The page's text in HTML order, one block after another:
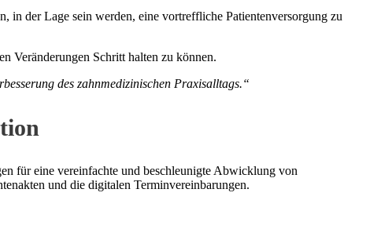
in der Lage sein werden, eine vortreffliche Patientenversorgung zu
Veränderungen Schritt halten zu können.
des zahnmedizinischen Praxisalltags.“
für eine vereinfachte und beschleunigte Abwicklung von
und die digitalen Terminvereinbarungen.